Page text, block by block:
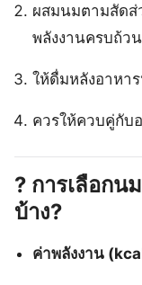
ผสมนมตามสัดส่
พลังงานครบถ้วน
ให้ดื่มหลังอาหา
ควรให้ควบคู่กับ
? การเลือกน
บ้าง?
ค่าพลังงาน